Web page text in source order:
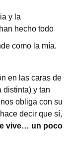
y la
hecho todo
como la mía.
en las caras de
distinta) y tan
obliga con su
decir que sí,
vive… un poco